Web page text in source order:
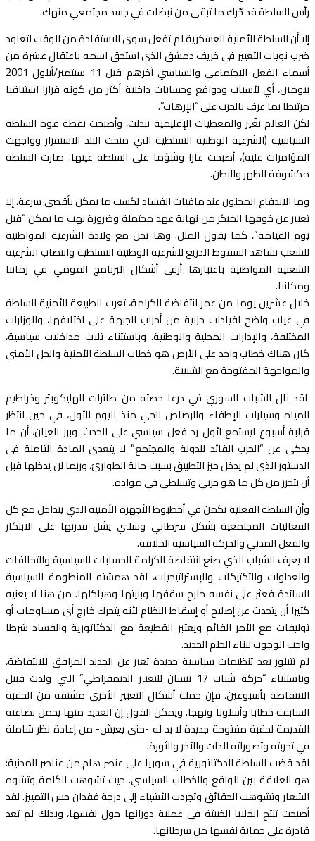
رأس السلطة قد حّرك ما تبقى من نبضات في جسد مجتمعي منهك.
إلا أن السلطة الأمنية العسكرية لم تفعل سوى الاستفادة من الوقت لتعاود
ضرب نويات التغيير في خريف دمشق الذي استحق اسمه باعتقال عشرة من
أسماء الفعل الاجتماعي والسياسي آخرهم قبل 11 سبتمبر/أيلول 2001
بيومين، أي لأسباب ودوافع وحسابات داخلية أكثر من كونه قرارا استباقيا
مرتبطا بما عرف بالحرب على “الإرهاب”.
لكن العالم تغّير والمعطيات الإقليمية تبدلت، وأصبحت نقطة قوة السلطة
السياسية (الشرعية الوطنية التسلطية التي منحت البلد الاستقرار وواجهت
المؤامرات عليه)، أصبحت عارا وشؤما على السلطة عينها. صارت السلطة
مكشوفة الظهر والبطن.
وما الاندفاع المجنون عند مافيات الفساد لكسب ما يمكن بأقصى سرعة، إلا
تعبير عن خوفها المبكر من نهاية عهد محتملة وضرورة نهب ما يمكن “قبل
يوم القيامة”، كما يقول المثل. وها نحن مع ولادة الشرعية المواطنية
للشعب نشاهد السقوط الذريع للشرعية الوطنية التسلطية وانتصاب الشرعية
الشعبية المواطنية باعتبارها أرقى أشكال البرنامج القومي في زماننا
ومكاننا.
خلال عشرين يوما من عمر انتفاضة الكرامة، تعرت الطبيعة الأمنية للسلطة
في غياب واضح لقيادات حزبية من أحزاب الجبهة على اختلافها، والوزارات
المختلفة، والإدارات المحلية والوطنية. وباستثناء ثلاث مداخلات سياسية،
كان هناك خطاب واحد على الأرض هو خطاب السلطة الأمنية والحل الأمني
والمواجهة المفتوحة مع الشبيبة.
لقد نال الشباب السوري في درعا حصته من طائرات الهليكوبتر وخراطيم
المياه وسيارات الإطفاء والرصاص الحي منذ اليوم الأول، في حين انتظر
قرابة أسبوع ليستمع لأول رد فعل سياسي على الحدث. وبرز للعيان، أن ما
يحكى عن “الحزب القائد للدولة والمجتمع” لا يتعدى المادة الثامنة في
الدستور الذي لم يدخل حيز التطبيق بسبب حالة الطوارئ، وربما لن يدخلها قبل
أن يتحرر من كل ما هو حزبي وتسلطي في مواده.
وأن السلطة الفعلية تكمن في أخطبوط الأجهزة الأمنية الذي يتداخل مع كل
الفعاليات المجتمعية بشكل سرطاني وسلبي يشل قدرتها على الابتكار
والفعل المدني والحركة السياسية الخلاقة.
لا يعرف الشباب الذي صنع انتفاضة الكرامة الحسابات السياسية والتحالفات
والعداوات والتكتيكات والإستراتيجيات، لقد همشته المنظومة السياسية
السائدة فعثر على نفسه خارج سقفها وبنيتها وهياكلها. من هنا لا يعنيه
كثيرا أن يتحدث عن إصلاح أو إسقاط النظام لأنه يتحرك خارج أي مساومات أو
توليفات مع الأمر القائم ويعتبر القطيعة مع الدكتاتورية والفساد شرطا
واجب الوجوب لبناء الحلم الجديد.
لم تتبلور بعد تنظيمات سياسية جديدة تعبر عن الجديد المرافق للانتفاضة،
وباستثناء “حركة شباب 17 نيسان للتغيير الديمقراطي” التي ولدت قبيل
الانتفاضة بأسبوعين، فإن جملة أشكال التعبير الأخرى مشتقة من الحقبة
السابقة خطابا وأسلوبا ونهجا. ويمكن القول إن العديد منها يحمل بضاعته
القديمة لحقبة مفتوحة جديدة لا بد له -حتى يعيش- من إعادة نظر شاملة
في تجربته وتصوراته للذات والآخر والثورة.
لقد قضت السلطة الدكتاتورية في سوريا على عنصر هام من عناصر المدنية:
هو العلاقة بين الواقع والخطاب السياسي. حيث تشوهت الكلمة وتشوه
الشعار وتشوهت الحقائق وتجردت الأشياء إلى درجة فقدان حس التمييز. لقد
أصبحت تنتج الخلايا الخبيثة في عملية دورانها حول نفسها، وبذلك لم تعد
قادرة على حماية نفسها من سرطانها.